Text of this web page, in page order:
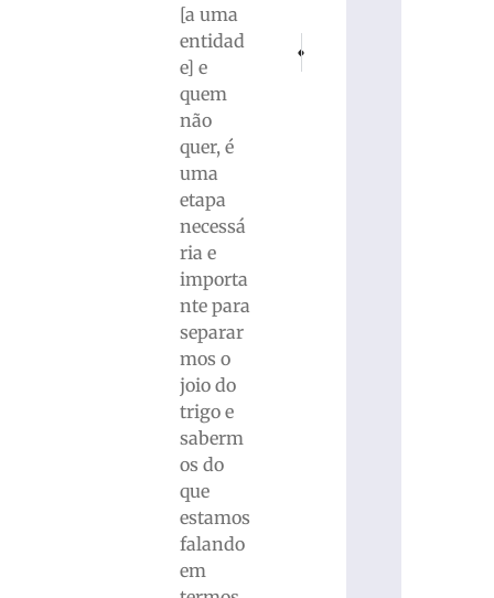
[a uma
entidad
e] e
quem
não
quer, é
uma
etapa
necessá
ria e
importa
nte para
separar
mos o
joio do
trigo e
saberm
os do
que
estamos
falando
em